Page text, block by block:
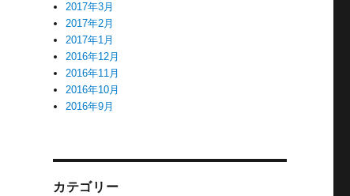
2017年3月
2017年2月
2017年1月
2016年12月
2016年11月
2016年10月
2016年9月
カテゴリー